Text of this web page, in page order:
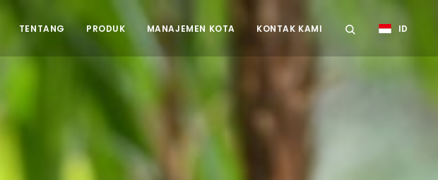
TENTANG PRODUK MANAJEMEN KOTA KONTAK KAMI ID